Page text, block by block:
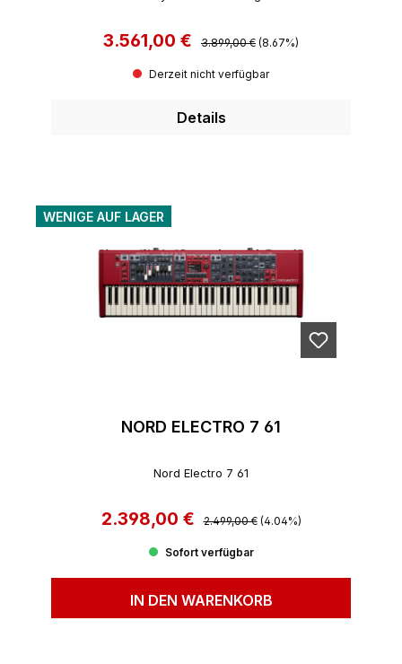
Verkaufspreis:
3.561,00 € Regulärer Preis:
3.899,00 € (8.67%)
Derzeit nicht verfügbar
Details
WENIGE AUF LAGER
NORD ELECTRO 7 61
Nord Electro 7 61
Verkaufspreis:
2.398,00 € Regulärer Preis:
2.499,00 € (4.04%)
Sofort verfügbar
IN DEN WARENKORB